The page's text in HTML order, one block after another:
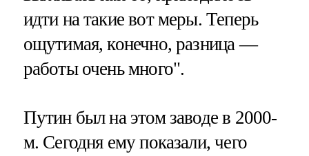
идти на такие вот меры. Теперь
ощутимая, конечно, разница —
работы очень много".
Путин был на этом заводе в 2000-
м. Сегодня ему показали, чего